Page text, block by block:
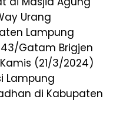
Urang
Lampung
Gatam Brigjen
Kamis (21/3/2024)
Lampung
di Kabupaten